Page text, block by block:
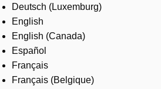
Kontakt
Karriere
Deutsch (Luxemburg)
English
English (Canada)
Español
Français
Français (Belgique)